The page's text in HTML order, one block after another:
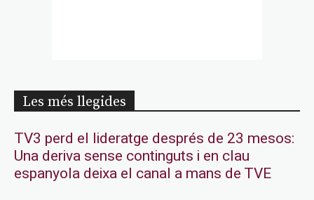
Les més llegides
TV3 perd el lideratge després de 23 mesos:
Una deriva sense continguts i en clau
espanyola deixa el canal a mans de TVE